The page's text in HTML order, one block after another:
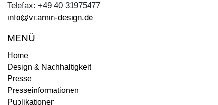
Telefax: +49 40 31975477
info@vitamin-design.de
MENÜ
Home
Design & Nachhaltigkeit
Presse
Presseinformationen
Publikationen